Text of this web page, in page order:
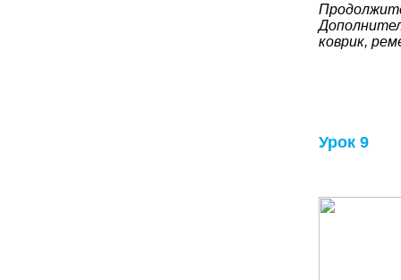
коврик,
Урок 9